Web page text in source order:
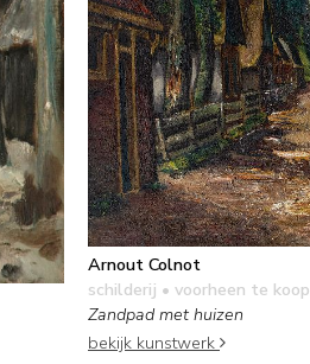
Arnout Colnot
schilderij • voorheen te koop
Zandpad met huizen
bekijk kunstwerk